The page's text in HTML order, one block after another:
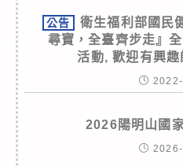
公告
衛生福利部國民
尋寶，全臺齊步走』
活動, 歡迎有興趣
2026陽明山國